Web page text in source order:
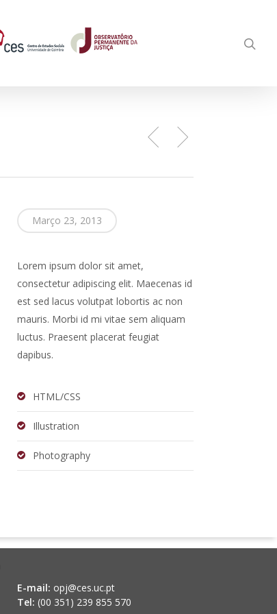
Março 23, 2013
Lorem ipsum dolor sit amet,
consectetur adipiscing elit. Maecenas id
est sed lacus volutpat lobortis ac non
mauris. Morbi id mi vitae sem aliquam
luctus. Praesent placerat feugiat
dapibus.
HTML/CSS
Illustration
Photography
E-mail: opj@ces.uc.pt
Tel: (00 351) 239 855 570